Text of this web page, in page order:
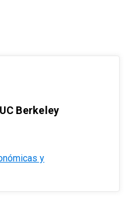
Berkeley
y